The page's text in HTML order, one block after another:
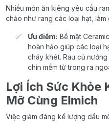
Nhiều món ăn kiêng yêu cầu
chảo như rang các loại hạt,
Ưu điểm: Bề mặt
hoàn hảo giúp các loại
cháy khét. Rau củ
chín mềm từ trong ra
Lợi Ích Sức Khỏe
Mỡ Cùng Elmich
Việc giảm đáng kể lượng dầu